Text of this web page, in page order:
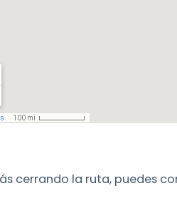
cerrando la ruta, puedes